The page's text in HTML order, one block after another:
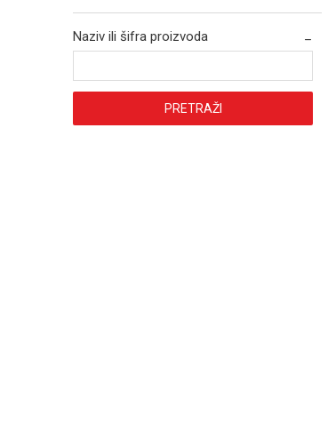
Naziv ili šifra proizvoda
PRETRAŽI